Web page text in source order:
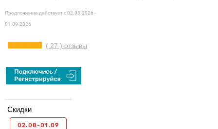
Предложение действует с02.08.2026 -
01.09.2026
( 27 ) отзывы
Скидки
02.08-01.09